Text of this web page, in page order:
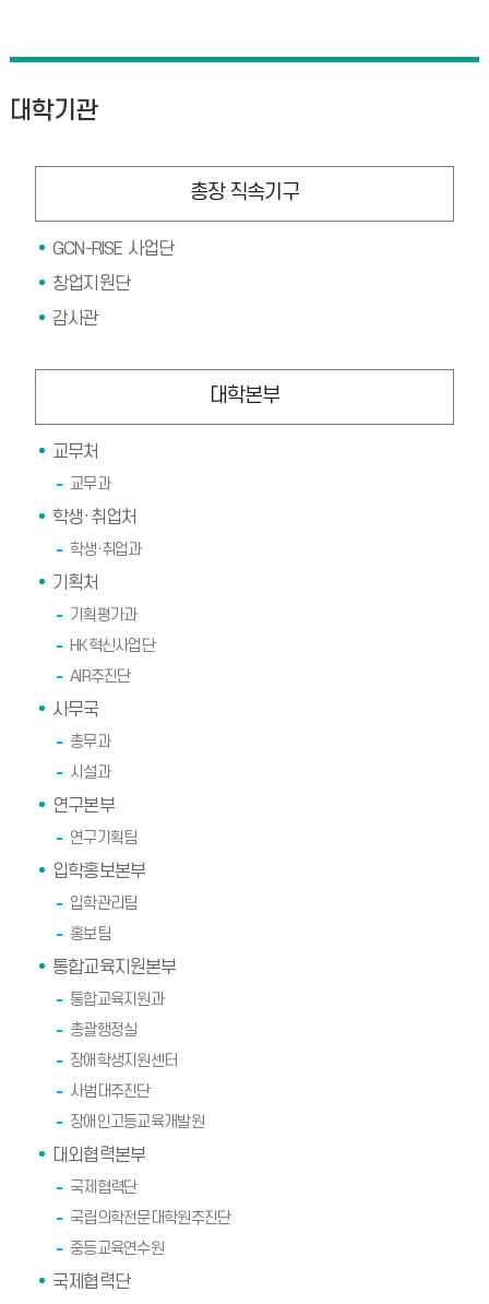
대학기관
총장 직속기구
GCN-RISE 사업단
창업지원단
감사관
대학본부
교무처
교무과
학생·취업처
학생·취업과
기획처
기획평가과
HK혁신사업단
AIR추진단
사무국
총무과
시설과
연구본부
연구기획팀
입학홍보본부
입학관리팀
홍보팀
통합교육지원본부
통합교육지원과
총괄행정실
장애학생지원센터
사범대추진단
장애인고등교육개발원
대외협력본부
국제협력단
국립의학전문대학원추진단
중등교육연수원
국제협력단